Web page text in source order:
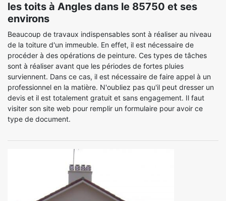
les toits à Angles dans le 85750 et ses
environs
Beaucoup de travaux indispensables sont à réaliser au niveau
de la toiture d'un immeuble. En effet, il est nécessaire de
procéder à des opérations de peinture. Ces types de tâches
sont à réaliser avant que les périodes de fortes pluies
surviennent. Dans ce cas, il est nécessaire de faire appel à un
professionnel en la matière. N'oubliez pas qu'il peut dresser un
devis et il est totalement gratuit et sans engagement. Il faut
visiter son site web pour remplir un formulaire pour avoir ce
type de document.